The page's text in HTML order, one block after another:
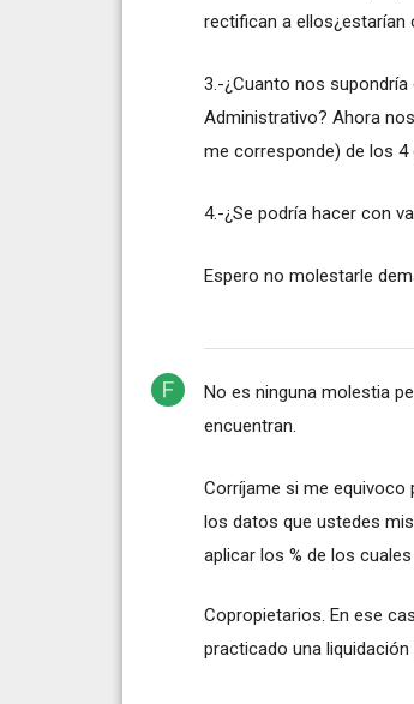
rectifican a ellos¿estarían
3.-¿Cuanto nos
Administrativo? Ahora
me corresponde) de los 4
4.-¿Se podría hacer con
Espero no molestarle
No es ninguna molestia
encuentran.
Corríjame si me equivoco
los datos que ustedes
aplicar los % de los
Copropietarios. En ese
practicado una